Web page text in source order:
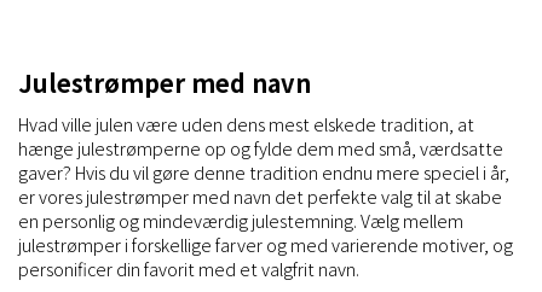
Julestrømper med navn
Hvad ville julen være uden dens mest elskede tradition, at
hænge julestrømperne op og fylde dem med små, værdsatte
gaver? Hvis du vil gøre denne tradition endnu mere speciel i år,
er vores julestrømper med navn det perfekte valg til at skabe
en personlig og mindeværdig julestemning. Vælg mellem
julestrømper i forskellige farver og med varierende motiver, og
personificer din favorit med et valgfrit navn.